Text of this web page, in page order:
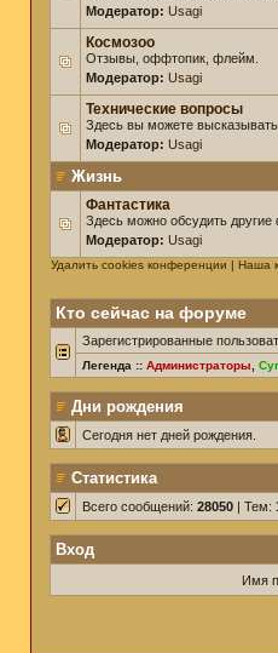
Модератор: Usagi
Космозоо
Отзывы, оффтопик, флейм.
Модератор: Usagi
Технические вопросы
Здесь вы можете
Модератор: Usagi
Жизнь
Фантастика
Здесь можно обсудить
Модератор: Usagi
Удалить cookies конференции | Наша
Кто сейчас на форуме
Зарегистрированные
Легенда :: Администраторы
Дни рождения
Сегодня нет дней рождения.
Статистика
Всего сообщений: 28050 | Тем:
Вход
Имя